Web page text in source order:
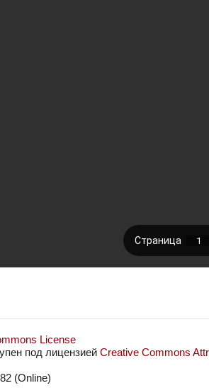
под лицензией Creative Commons
(Online)